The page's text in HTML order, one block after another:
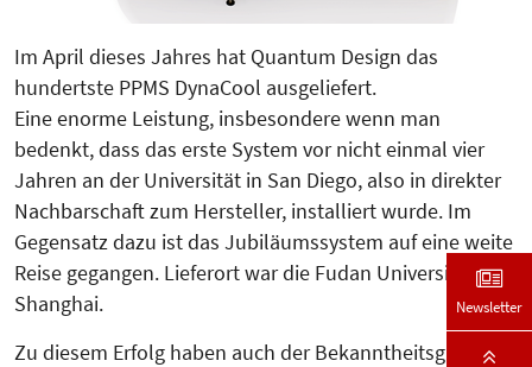
Im April dieses Jahres hat Quantum Design das
hundertste PPMS DynaCool ausgeliefert.
Eine enorme Leistung, insbesondere wenn man
bedenkt, dass das erste System vor nicht einmal vier
Jahren an der Universität in San Diego, also in direkter
Nachbarschaft zum Hersteller, installiert wurde. Im
Gegensatz dazu ist das Jubiläumssystem auf eine weite
Reise gegangen. Lieferort war die Fudan Universität in
Shanghai.
Zu diesem Erfolg haben auch der Bekanntheitsgrad und
Newsletter